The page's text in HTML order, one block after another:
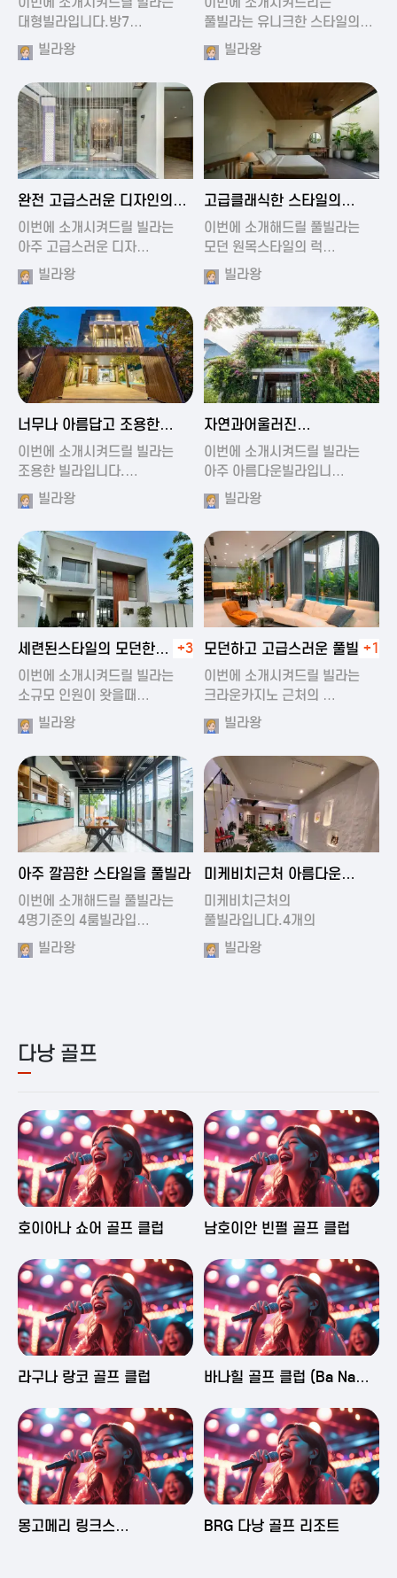
대형빌라입니다.방7…
빌라왕
풀빌라는 유니크한 스타일의…
빌라왕
2024-11-19 01:13
완전 고급스러운 디자인의
빌라
이번에 소개시켜드릴 빌라는
아주 고급스러운 디자…
빌라왕
2024-11-19 00:37
고급클래식한 스타일의
럭셔리 풀빌라
이번에 소개해드릴 풀빌라는
모던 원목스타일의 럭…
빌라왕
2024-11-19 01:47
너무나 아름답고 조용한
풀빌라
이번에 소개시켜드릴 빌라는
조용한 빌라입니다.…
빌라왕
2024-11-19 01:17
자연과어울러진
아름다운풀빌라
이번에 소개시켜드릴 빌라는
아주 아름다운빌라입니…
빌라왕
2024-11-19 01:22
세련된스타일의 모던한
풀빌라
+3
이번에 소개시켜드릴 빌라는
소규모 인원이 왓을때…
빌라왕
2024-11-20 00:20
모던하고 고급스러운 풀빌라+1
이번에 소개시켜드릴 빌라는
크라운카지노 근처의 …
빌라왕
2024-11-19 01:01
아주 깔끔한 스타일을 풀빌라
이번에 소개해드릴 풀빌라는
4명기준의 4룸빌라입…
빌라왕
2024-11-16 15:32
미케비치근처 아름다운
풀빌라
미케비치근처의
풀빌라입니다.4개의
아름다운방과…
빌라왕
다낭 골프
2025-06-03 16:43
호이아나 쇼어 골프 클럽 2025-06-03 15:09
남호이안 빈펄 골프 클럽
2025-06-03 15:05
라구나 랑코 골프 클럽 2025-06-03 14:58
바나힐 골프 클럽 (Ba Na
2025-06-03 14:50
몽고메리 링크스
2025-06-02 23:29
BRG 다낭 골프 리조트